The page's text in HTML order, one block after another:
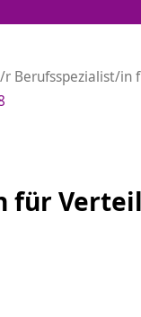
Berufsspezialist/in
für